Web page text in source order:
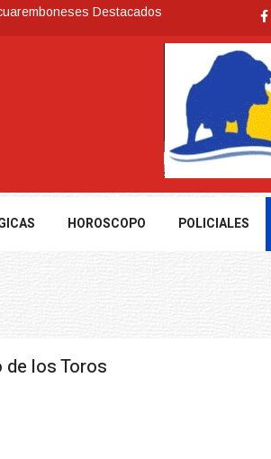
Destacados
en Brasil una camioneta hurtada en
formación de un ciclón extratropical
HOROSCOPO POLICIALES
de los Toros